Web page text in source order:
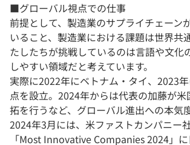
■グローバル視点での仕事
前提として、製造業のサプライチェーン
いること、製造業における課題は世界共
たしたちが挑戦しているのは言語や文化
しやすい領域だと考えています。
実際に2022年にベトナム・タイ、2023
点を設立。2024年からは代表の加藤が
拓を行うなど、グローバル進出への本気
2024年3月には、米ファストカンパニー
「Most Innovative Companies 2024」